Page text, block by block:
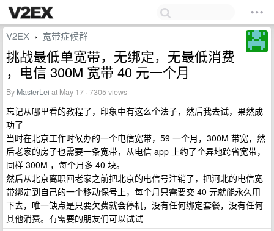
V2EX › 宽带症候群
挑战最低单宽带，无绑定，无最低消费
，电信 300M 宽带 40 元一个月
By MasterLei at May 17 · 7305 views
忘记从哪里看的教程了，印象中有这么个法子，然后我去试，果然成
功了
当时在北京工作时候办的一个电信宽带，59 一个月，300M 带宽，然
后老家的房子也需要一条宽带，从电信 app 上约了个异地跨省宽带，
同样 300M ，每个月多 40 块。
然后从北京离职回老家之前把北京的电信号注销了，把河北的电信宽
带绑定到自己的一个移动保号上，每个月只需要交 40 元就能永久用
下去，唯一缺点是只要欠费就会停机，没有任何绑定套餐，没有任何
其他消费。有需要的朋友们可以试试